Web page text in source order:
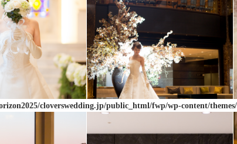
cloverswedding.jp/public_html/fwp/wp-content/